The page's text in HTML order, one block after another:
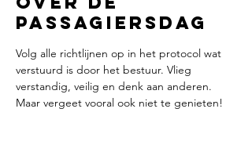
passagiersdag
Volg alle richtlijnen op in het protocol wat
verstuurd is door het bestuur. Vlieg
verstandig, veilig en denk aan anderen.
Maar vergeet vooral ook niet te genieten!